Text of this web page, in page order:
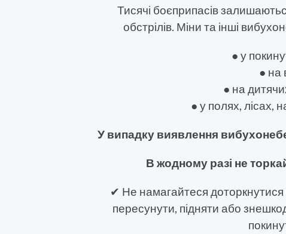
Тисячі боєприпасів
обстрілів. Міни та інші
● у
● на
● на
● у полях, лісах,
У випадку виявлення
В жодному разі не
✔ Не намагайтеся
пересунути, підняти або